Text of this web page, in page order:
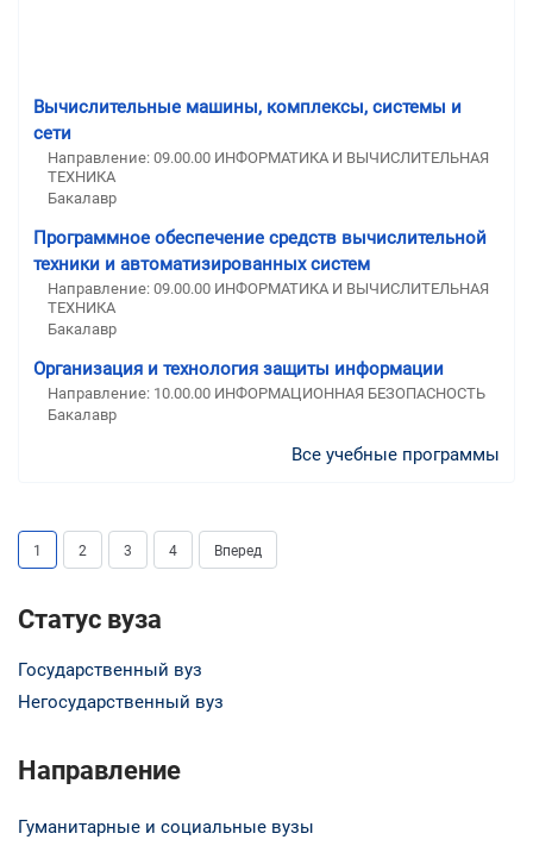
Вычислительные машины, комплексы, системы и
сети
Направление: 09.00.00 ИНФОРМАТИКА И ВЫЧИСЛИТЕЛЬНАЯ
ТЕХНИКА
Бакалавр
Программное обеспечение средств вычислительной
техники и автоматизированных систем
Направление: 09.00.00 ИНФОРМАТИКА И ВЫЧИСЛИТЕЛЬНАЯ
ТЕХНИКА
Бакалавр
Организация и технология защиты информации
Направление: 10.00.00 ИНФОРМАЦИОННАЯ БЕЗОПАСНОСТЬ
Бакалавр
Все учебные программы
1 2 3 4 Вперед
Статус вуза
Государственный вуз
Негосударственный вуз
Направление
Гуманитарные и социальные вузы